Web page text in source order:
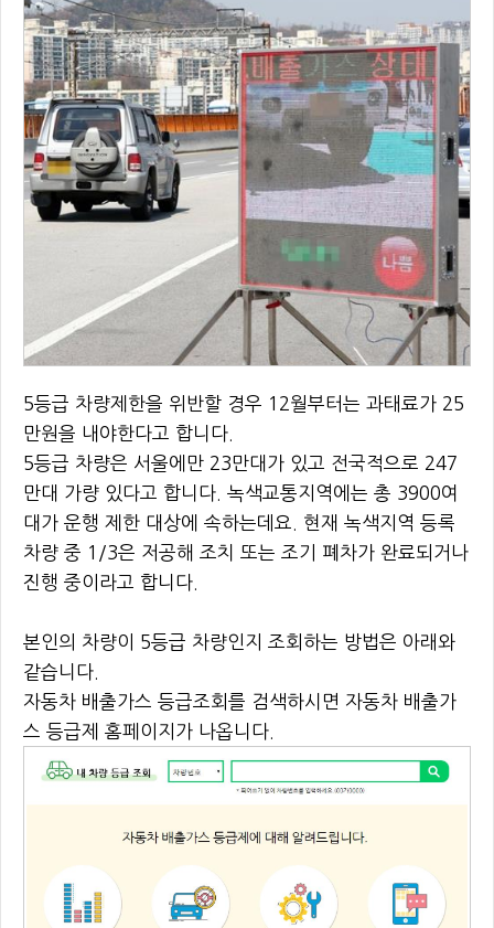
5등급 차량제한을 위반할 경우 12월부터는 과태료가 25
만원을 내야한다고 합니다.
5등급 차량은 서울에만 23만대가 있고 전국적으로 247
만대 가량 있다고 합니다. 녹색교통지역에는 총 3900여
대가 운행 제한 대상에 속하는데요. 현재 녹색지역 등록
차량 중 1/3은 저공해 조치 또는 조기 폐차가 완료되거나
진행 중이라고 합니다.
본인의 차량이 5등급 차량인지 조회하는 방법은 아래와
같습니다.
자동차 배출가스 등급조회를 검색하시면 자동차 배출가
스 등급제 홈페이지가 나옵니다.